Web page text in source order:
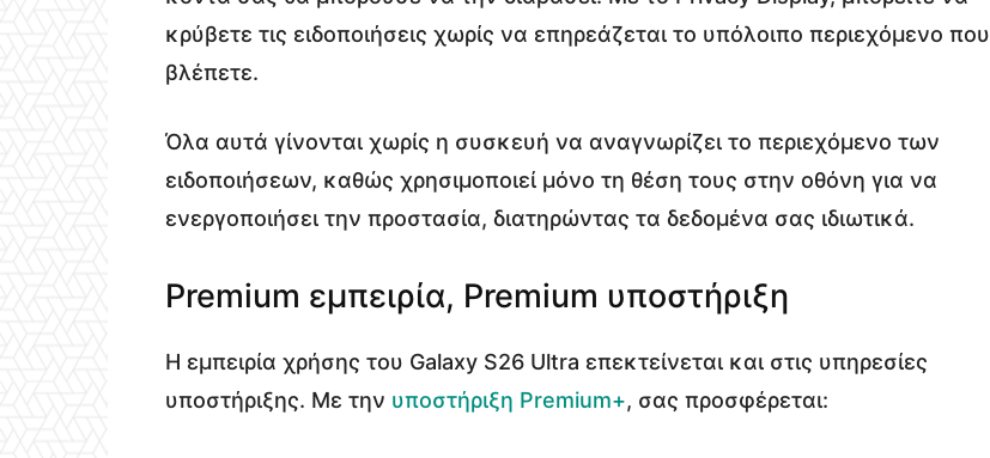
κρύβετε τις ειδοποιήσεις χωρίς να επηρεάζεται το υπόλοιπο περιεχόμενο που
βλέπετε.
Όλα αυτά γίνονται χωρίς η συσκευή να αναγνωρίζει το περιεχόμενο των
ειδοποιήσεων, καθώς χρησιμοποιεί μόνο τη θέση τους στην οθόνη για να
ενεργοποιήσει την προστασία, διατηρώντας τα δεδομένα σας ιδιωτικά.
Premium εμπειρία, Premium υποστήριξη
Η εμπειρία χρήσης του Galaxy S26 Ultra επεκτείνεται και στις υπηρεσίες
υποστήριξης. Με την υποστήριξη Premium+, σας προσφέρεται: